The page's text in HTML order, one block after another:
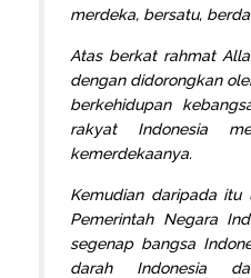
merdeka, bersatu,
Atas berkat rahmat
dengan didorongkan
berkehidupan
rakyat Indonesia
kemerdekaanya.
Kemudian daripada itu
Pemerintah Negara
segenap bangsa
darah Indonesia